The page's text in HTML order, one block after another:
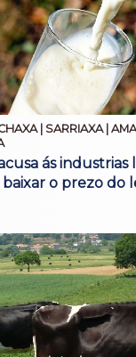
| SARRIAXA |
ás industrias
o prezo do